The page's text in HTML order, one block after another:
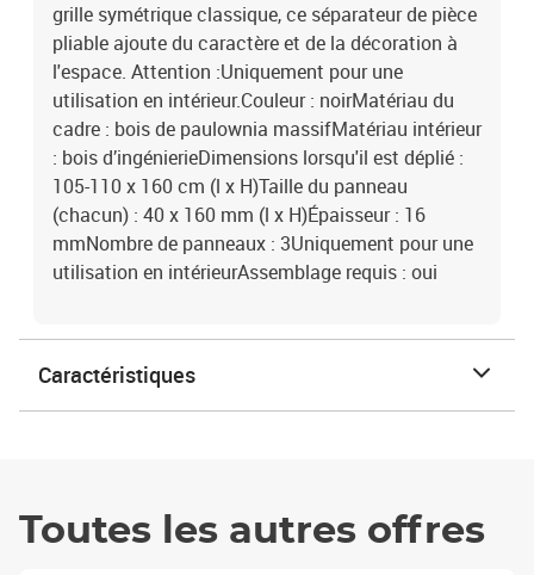
grille symétrique classique, ce séparateur de pièce
pliable ajoute du caractère et de la décoration à
l'espace. Attention :Uniquement pour une
utilisation en intérieur.Couleur : noirMatériau du
cadre : bois de paulownia massifMatériau intérieur
: bois d’ingénierieDimensions lorsqu'il est déplié :
105-110 x 160 cm (l x H)Taille du panneau
(chacun) : 40 x 160 mm (l x H)Épaisseur : 16
mmNombre de panneaux : 3Uniquement pour une
utilisation en intérieurAssemblage requis : oui
Caractéristiques
Toutes les autres offres